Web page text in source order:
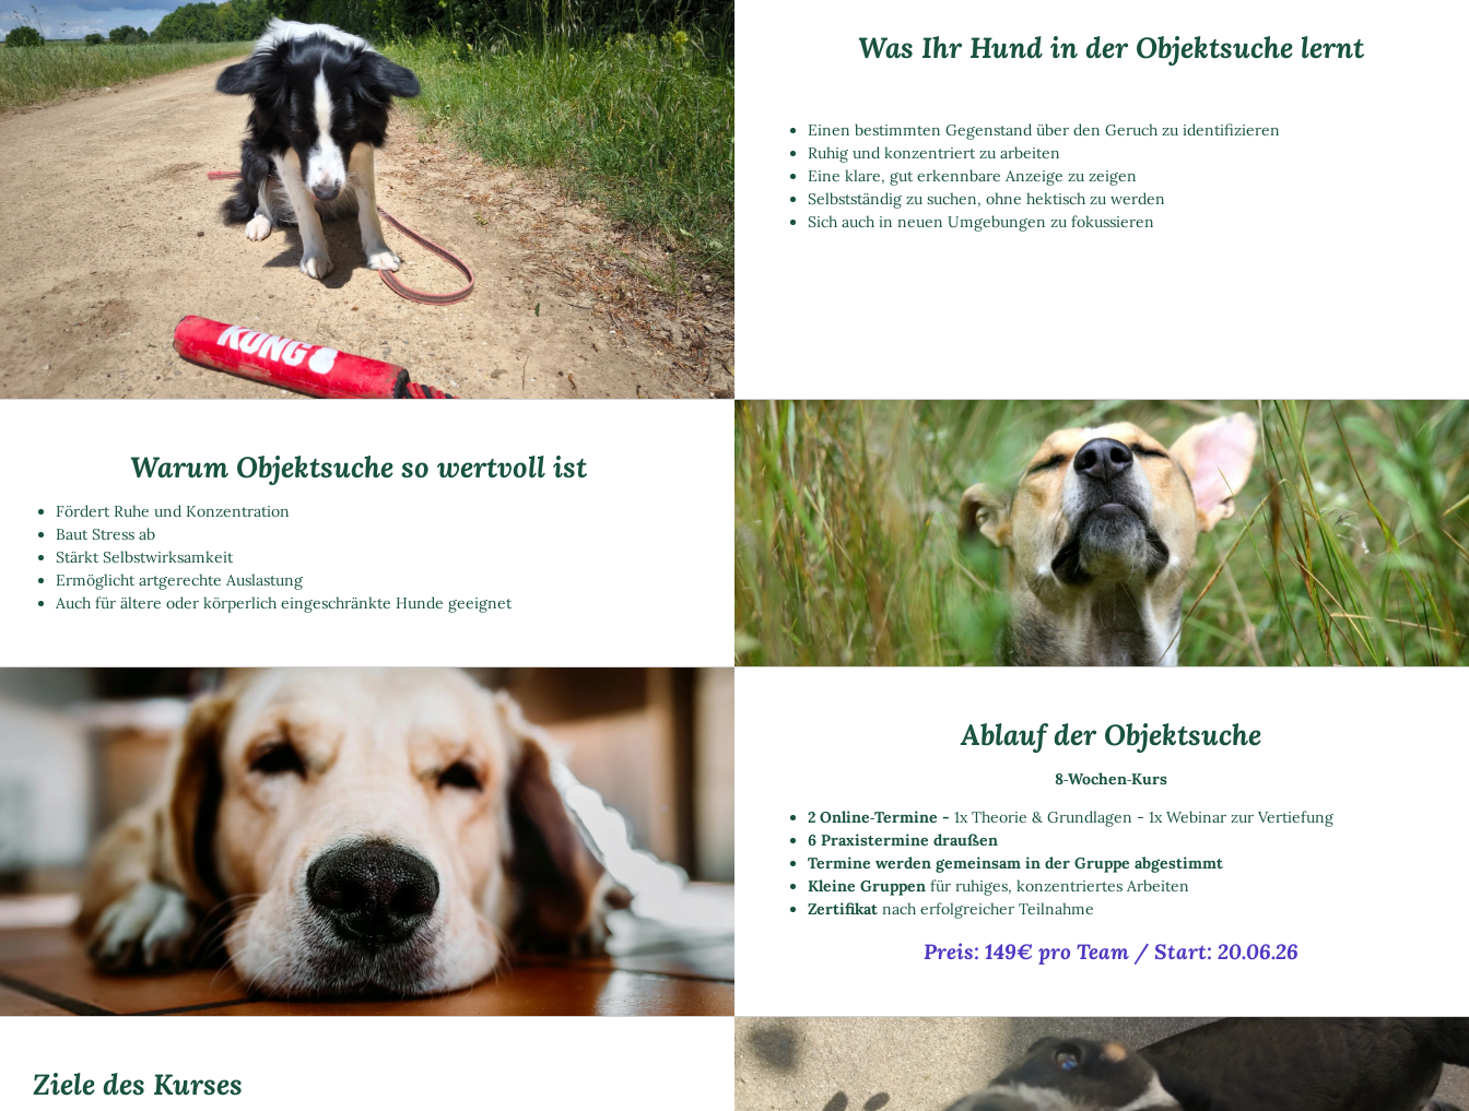
Was Ihr Hund in der Objektsuche lernt
Einen bestimmten Gegenstand über den Geruch zu identifizieren
Ruhig und konzentriert zu arbeiten
Eine klare, gut erkennbare Anzeige zu zeigen
Selbstständig zu suchen, ohne hektisch zu werden
Sich auch in neuen Umgebungen zu fokussieren
Warum Objektsuche so wertvoll ist
Fördert Ruhe und Konzentration
Baut Stress ab
Stärkt Selbstwirksamkeit
Ermöglicht artgerechte Auslastung
Auch für ältere oder körperlich eingeschränkte Hunde geeignet
Ablauf der Objektsuche
8‑Wochen‑Kurs
2 Online‑Termine -1x Theorie & Grundlagen -1x Webinar zur Vertiefung
6 Praxistermine draußen
Termine werden gemeinsam in der Gruppe abgestimmt
Kleine Gruppen für ruhiges, konzentriertes Arbeiten
Zertifikat nach erfolgreicher Teilnahme
Preis: 149€ pro Team / Start: 20.06.26
Ziele des Kurses